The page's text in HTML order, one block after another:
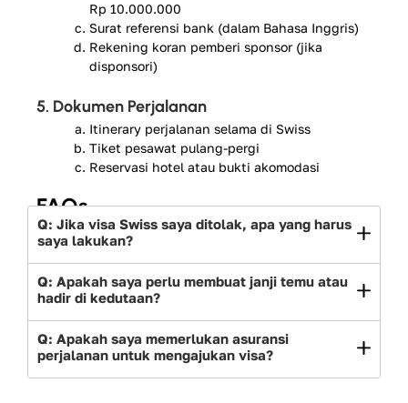
Rp 10.000.000
Surat referensi bank (dalam Bahasa Inggris)
Rekening koran pemberi sponsor (jika
disponsori)
5. Dokumen Perjalanan
Itinerary perjalanan selama di Swiss
Tiket pesawat pulang-pergi
Reservasi hotel atau bukti akomodasi
FAQs
Q: Jika visa Swiss saya ditolak, apa yang harus
saya lakukan?
Q: Apakah saya perlu membuat janji temu atau
hadir di kedutaan?
Q: Apakah saya memerlukan asuransi
perjalanan untuk mengajukan visa?